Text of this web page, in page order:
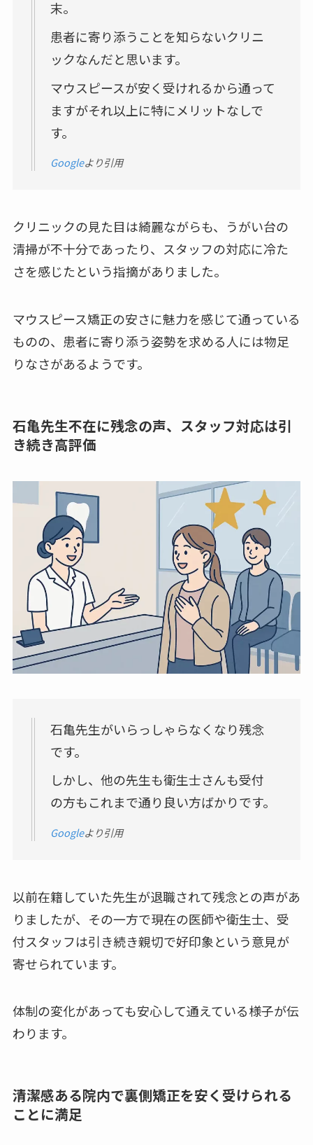
末。
患者に寄り添うことを知らないクリニ
ックなんだと思います。
マウスピースが安く受けれるから通って
ますがそれ以上に特にメリットなしで
す。
Googleより引用
クリニックの見た目は綺麗ながらも、うがい台の
清掃が不十分であったり、スタッフの対応に冷た
さを感じたという指摘がありました。
マウスピース矯正の安さに魅力を感じて通っている
ものの、患者に寄り添う姿勢を求める人には物足
りなさがあるようです。
石亀先生不在に残念の声、スタッフ対応は引
き続き高評価
石亀先生がいらっしゃらなくなり残念
です。
しかし、他の先生も衛生士さんも受付
の方もこれまで通り良い方ばかりです。
Googleより引用
以前在籍していた先生が退職されて残念との声があ
りましたが、その一方で現在の医師や衛生士、受
付スタッフは引き続き親切で好印象という意見が
寄せられています。
体制の変化があっても安心して通えている様子が伝
わります。
清潔感ある院内で裏側矯正を安く受けられる
ことに満足